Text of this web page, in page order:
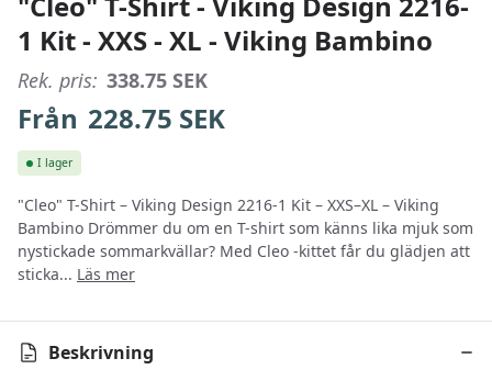
1 Kit - XXS - XL - Viking Bambino
Rek. pris: 338.75SEK
Från 228.75 SEK
I lager
"Cleo" T-Shirt – Viking Design 2216-1 Kit – XXS–XL – Viking
Bambino Drömmer du om en T-shirt som känns lika mjuk som
nystickade sommarkvällar? Med Cleo -kittet får du glädjen att
sticka... Läs mer
Beskrivning